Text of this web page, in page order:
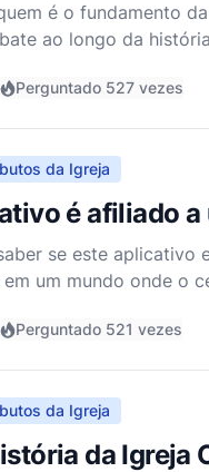
é o fundamento
ao longo da
Perguntado 527 vezes
da Igreja
é afiliado
se este aplicativo
em um mundo onde o
Perguntado 521 vezes
da Igreja
da Igreja